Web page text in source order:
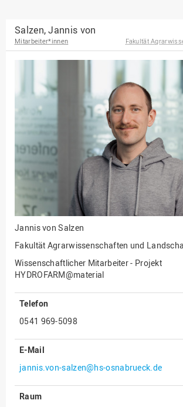
EU-Büro
Fakultät
Agrarwissenschaften und
Fakultät
Ingenieurwissenschaften
und Informatik
Fakultät Management,
Kultur und Technik
Fakultät Wirtschafts- und
Sozialwissenschaften
Forschung, Kooperation,
Drittmittel
Gebäude und Technik
Gesellschaftliches
Engagement
Gleichstellungsbüro
strategie
Innenrevision
IT Service Center
Salzen, Jannis von
Mitarbeiter*innen
Jannis von Salzen
Fakultät Agrarwissenschaften und
Wissenschaftlicher Mitarbeiter - Projekt
HYDROFARM@material
Telefon
0541 969-5098
E-Mail
jannis.von-salzen@hs-osnabrueck.de
Raum